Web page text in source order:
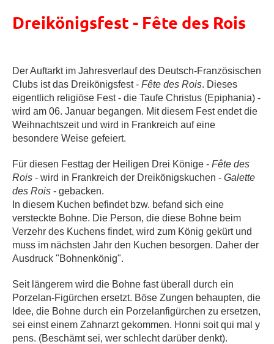
Dreikönigsfest - Fête des Rois
Der Auftarkt im Jahresverlauf des Deutsch-Französischen
Clubs ist das Dreikönigsfest - Fête des Rois. Dieses
eigentlich religiöse Fest - die Taufe Christus (Epiphania) -
wird am 06. Januar begangen. Mit diesem Fest endet die
Weihnachtszeit und wird in Frankreich auf eine
besondere Weise gefeiert.
Für diesen Festtag der Heiligen Drei Könige - Fête des
Rois - wird in Frankreich der Dreikönigskuchen - Galette
des Rois - gebacken.
In diesem Kuchen befindet bzw. befand sich eine
versteckte Bohne. Die Person, die diese Bohne beim
Verzehr des Kuchens findet, wird zum König gekürt und
muss im nächsten Jahr den Kuchen besorgen. Daher der
Ausdruck "Bohnenkönig".
Seit längerem wird die Bohne fast überall durch ein
Porzelan-Figürchen ersetzt. Böse Zungen behaupten, die
Idee, die Bohne durch ein Porzelanfigürchen zu ersetzen,
sei einst einem Zahnarzt gekommen. Honni soit qui mal y
pens. (Beschämt sei, wer schlecht darüber denkt).